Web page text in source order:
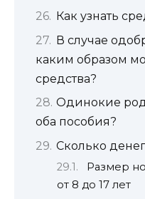
Как узнать
В случае
каким образом
средства?
Одинокие
оба пособия?
Сколько
Размер
от 8 до 17 лет